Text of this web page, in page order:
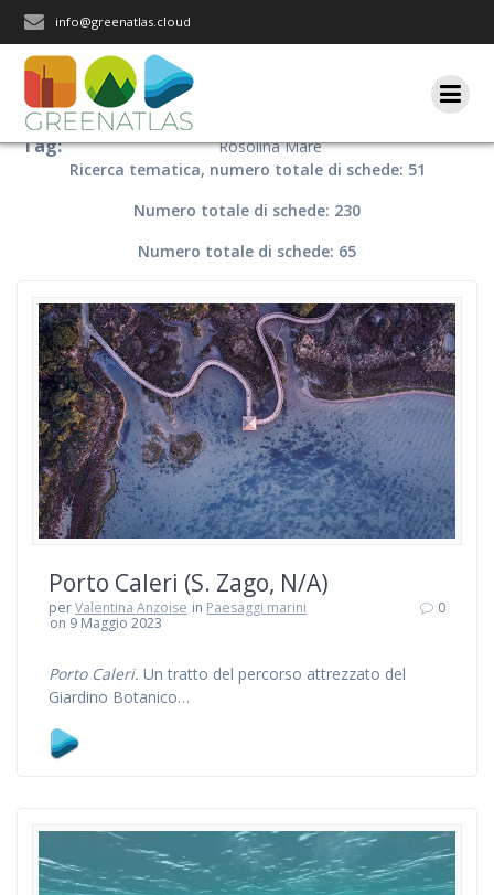
info@greenatlas.cloud
Tag:
Rosolina Mare
Ricerca tematica, numero totale di schede: 51
Numero totale di schede: 230
Numero totale di schede: 65
Porto Caleri (S. Zago, N/A)
perValentina Anzoise in Paesaggi marini
on 9 Maggio 2023
0
Porto Caleri. Un tratto del percorso attrezzato del
Giardino Botanico…